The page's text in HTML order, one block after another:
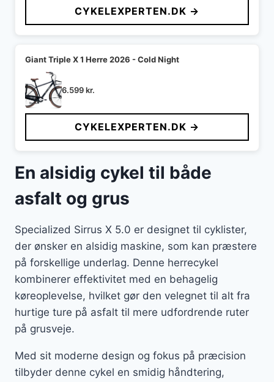
CYKELEXPERTEN.DK →
Giant Triple X 1 Herre 2026 - Cold Night
6.599kr.
CYKELEXPERTEN.DK →
En alsidig cykel til både
asfalt og grus
Specialized Sirrus X 5.0 er designet til cyklister,
der ønsker en alsidig maskine, som kan præstere
på forskellige underlag. Denne herrecykel
kombinerer effektivitet med en behagelig
køreoplevelse, hvilket gør den velegnet til alt fra
hurtige ture på asfalt til mere udfordrende ruter
på grusveje.
Med sit moderne design og fokus på præcision
tilbyder denne cykel en smidig håndtering,